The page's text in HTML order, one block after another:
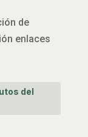
de
enlaces
del